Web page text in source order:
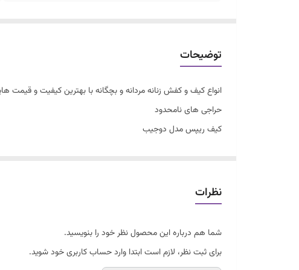
توضیحات
انواع کیف و کفش زنانه مردانه و بچگانه با بهترین کیفیت و قیمت
حراجی های نامحدود
کیف ریپس مدل دوجیب
بند بلند هم دارد
یراق وارداتی و رنگ ثابت
زیپ و بند درجه یک
مشابه نمونه خارجی
سایز متوسط تقریبا ۲۶*۱۸
نظرات
شما هم درباره این محصول نظر خود را بنویسید.
برای ثبت نظر، لازم است ابتدا وارد حساب کاربری خود شوید.